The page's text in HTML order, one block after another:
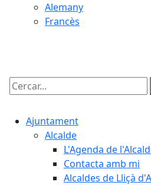
Alemany
Francès
Cercar:
Ajuntament
Alcalde
L'Agenda de
Contacta amb mi
Alcaldes de Lliçà